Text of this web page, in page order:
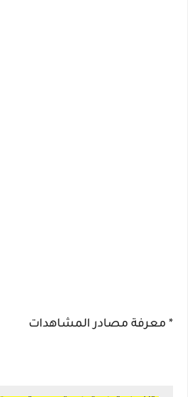
* معرفة مصادر المشاهدات